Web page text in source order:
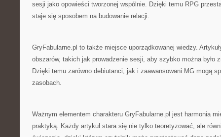
sesji jako opowieści tworzonej wspólnie. Dzięki temu RPG
staje się sposobem na budowanie relacji.
GryFabularne.pl to także miejsce uporządkowanej wiedzy.
obszarów, takich jak prowadzenie sesji, aby szybko można było
Dzięki temu zarówno debiutanci, jak i zaawansowani MG mogą
zasobach.
Ważnym elementem charakteru GryFabularne.pl jest harmonia
praktyką. Każdy artykuł stara się nie tylko teoretyzować, ale